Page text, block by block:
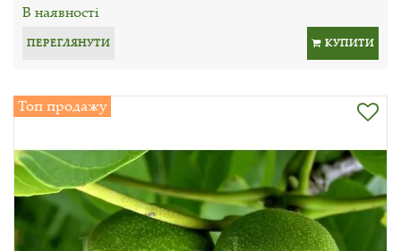
В наявності
ПЕРЕГЛЯНУТИ КУПИТИ
Топ продажу